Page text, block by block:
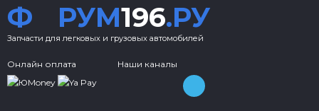
Ф РУМ196.РУ
Запчасти для легковых и грузовых автомобилей
Онлайн оплата Наши каналы